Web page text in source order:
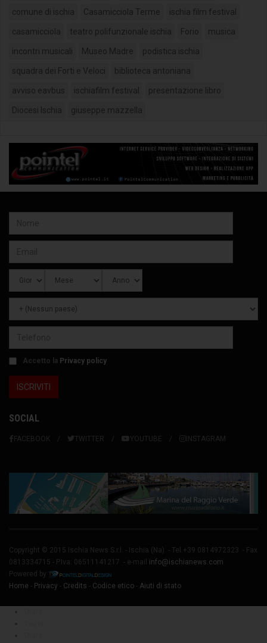
comune di ischia Casamicciola Terme ischia film festival
casamicciola teatro polifunzionale ischia Forio musica
incontri musicali Museo Madre podistica ischia
squadra dei Forti e Veloci biblioteca antoniana
avviso eavbus ischiafilm festival presentazione libro
Diocesi Ischia giuseppe mazzella
Accetto la Privacy policy
SOCIAL
FACEBOOK TWITTER YOUTUBE INSTAGRAM
Copyright © 2015 Ischia News S.r.l. - Ischia (Na) - Tel.+39 0814972323 - Fax
0813334715 - P.Iva: 06511141217 - e-mail info@ischianews.com
Powered by
Home - Privacy - Credits - Codice etico - Aiuti di stato